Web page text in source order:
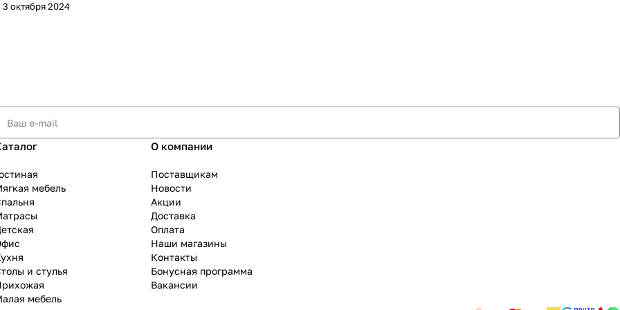
3 октября 2024
мебель
и стулья
мебель
О компании
Поставщикам
Новости
Акции
Доставка
Оплата
Наши магазины
Контакты
Бонусная программа
Вакансии